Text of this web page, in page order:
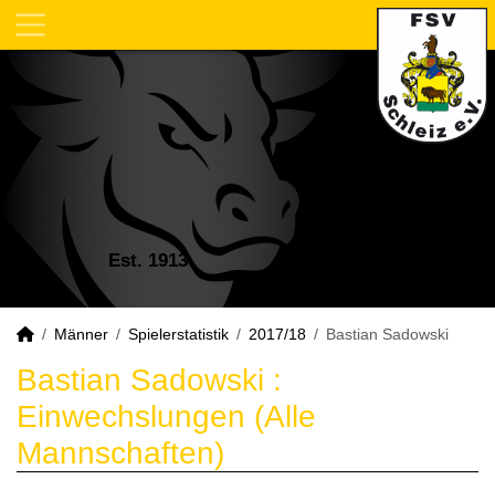
Est. 1913
Männer Spielerstatistik 2017/18 Bastian Sadowski
Bastian Sadowski :
Einwechslungen (Alle
Mannschaften)